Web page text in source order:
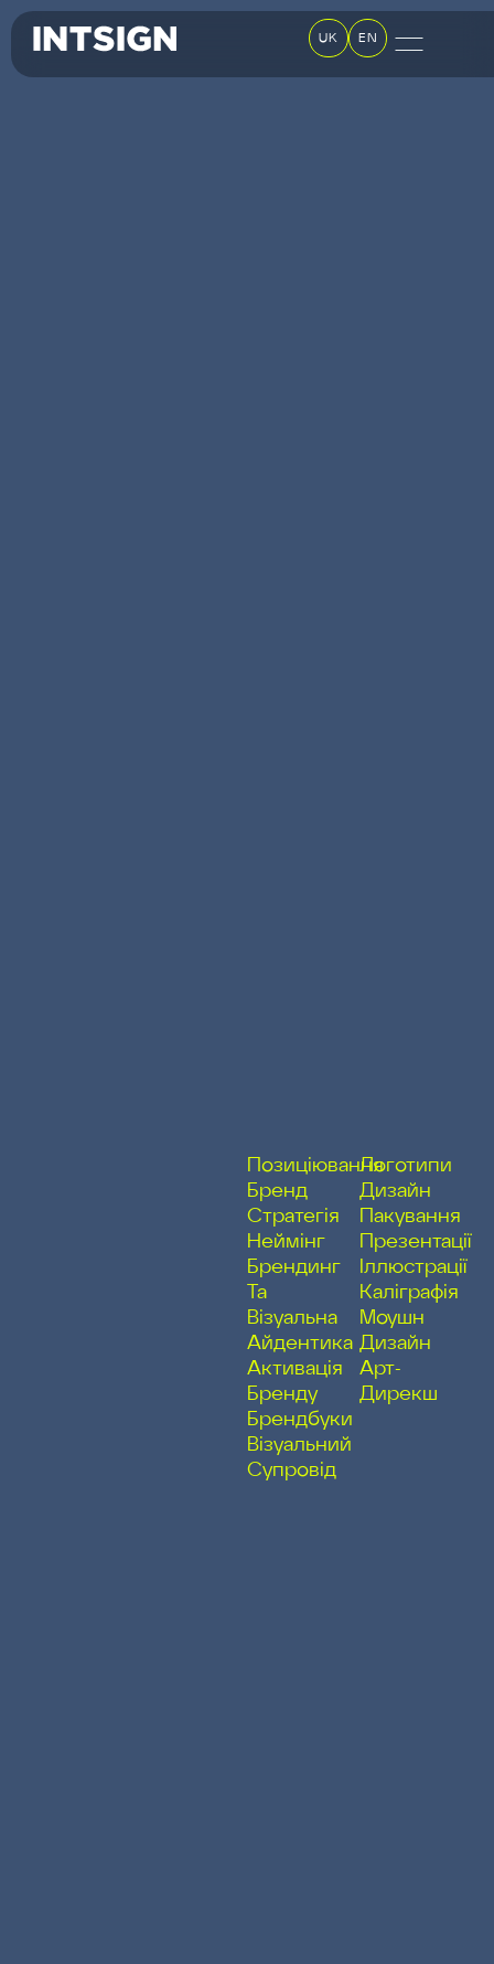
UK EN
Позиціювання
Бренд
Стратегія
Неймінг
Брендинг
Та
Візуальна
Айдентика
Активація
Бренду
Брендбуки
Візуальний
Супровід
Логотипи
Дизайн
Пакування
Презентації
Іллюстрації
Каліграфія
Моушн
Дизайн
Арт-
Дирекш